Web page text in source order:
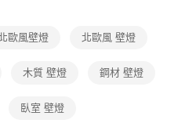
後，即可完成結帳。
點擊此簡訊中的連結，可透過四大超商／
立刻繳費，但若您需要取消訂單，請聯絡
後付 」之結帳頁面顯示為準，若有關於
歐風壁燈 北歐風 壁燈
木質 壁燈 鋼材 壁燈
臥室 壁燈